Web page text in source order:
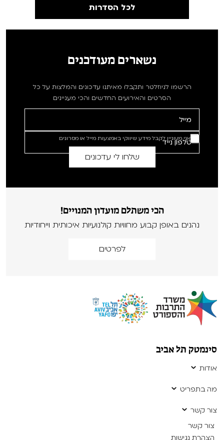
לכל הסדרות
נשארים מעודכנים
הרשמו לניוזלטר ותקבלו מאיתנו עדכונים והמלצות על כל
הסרטים והאירועים החדשים והכי מעניינים
אני מעוניין לקבל מידע שיווקי באמצעות מייל או מסרונים
הכי משתלם מועדון המנויים!
נהנים באופן קבוע מחוויות קולנועיות איכותית וייחודיות
לפרטים
סינמטק תל אביב
אודות
מה בתפריט
צור קשר
צור קשר
הצהרת נגישות